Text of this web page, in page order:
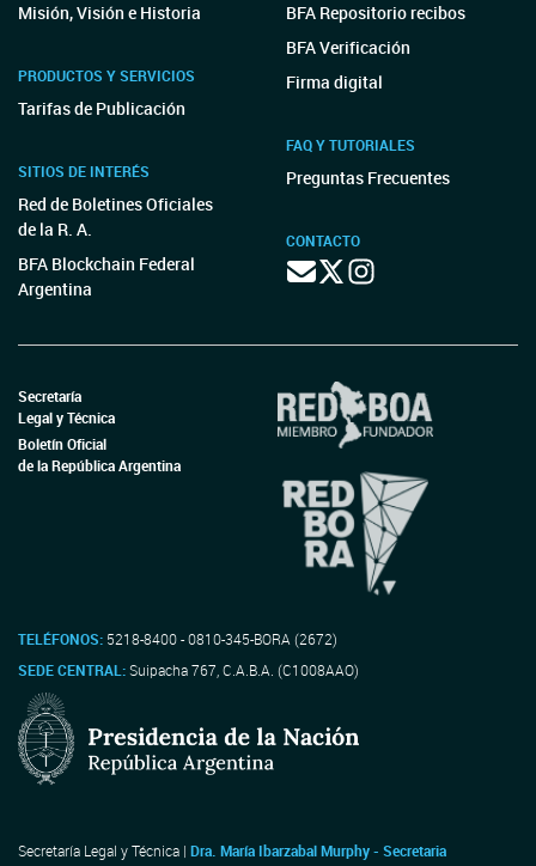
Misión, Visión e Historia
PRODUCTOS Y SERVICIOS
Tarifas de Publicación
SITIOS DE INTERÉS
Red de Boletines Oficiales
de la R. A.
BFA Blockchain Federal
Argentina
BFA Repositorio recibos
BFA Verificación
Firma digital
FAQ Y TUTORIALES
Preguntas Frecuentes
CONTACTO
Secretaría
Legal y Técnica
Boletín Oficial
de la República Argentina
TELÉFONOS: 5218-8400 - 0810-345-BORA (2672)
SEDE CENTRAL:Suipacha 767, C.A.B.A. (C1008AAO)
Secretaría Legal y Técnica | Dra. María Ibarzabal Murphy - Secretaria